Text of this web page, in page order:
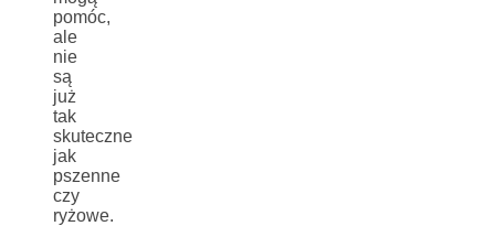
pomóc,
ale
nie
są
już
tak
skuteczne
jak
pszenne
czy
ryżowe.